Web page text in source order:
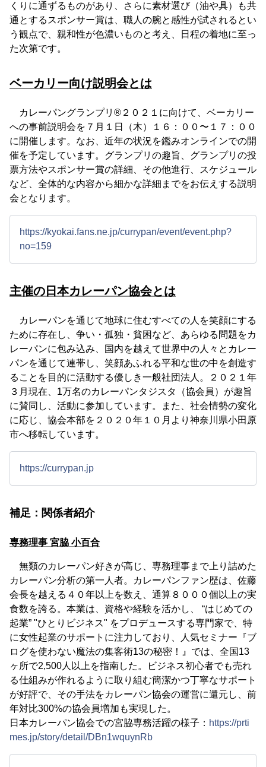
くりに通ずるものがあり、さらに素材選び（油や具）も共
通とするスポンサー賞は、職人の腕と感性が試されるとい
う観点で、親和性が色濃いものと考え、日程の着地に至っ
た次第です。
ベーカリー向け説明会とは
カレーパングランプリ®️２０２１に向けて、ベーカリー
への事前説明会を７月１日（木）１６：００〜１７：００
に開催します。なお、近年の状況を鑑みオンラインでの開
催を予定しています。グランプリの趣旨、グランプリの投
票方法やスポンサー賞の詳細、その他進行、スケジュール
など、全体的な内容から細かな詳細までをお伝えする説明
会となります。
https://kyokai.fans.ne.jp/currypan/event/event.php?
no=159
主催の日本カレーパン協会とは
カレーパンを通じて地球に住むすべての人を笑顔にする
ために存在し、争い・孤独・貧困など、あらゆる問題をカ
レーパンに包み込み、国内を越えて世界中の人々とカレー
パンを通じて連帯し、笑顔あふれる平和な世の中を創造す
ることを目的に活動する優しき一般社団法人。２０２１年
３月現在、1万名のカレーパンタジスタ（協会員）が趣旨
に賛同し、活動に参加しています。また、社会情勢の変化
に応じ、協会本部を２０２０年１０月より神奈川県小田原
市へ移転しています。
https://currypan.jp
補足：関係者紹介
専務理事 宮脇 小百合
無類のカレーパン好きが高じ、専務理事まで上り詰めた
カレーパン分析の第一人者。カレーパンファン歴は、佐藤
会長を越える４０年以上を数え、通算８０００個以上の実
食数を誇る。本業は、資格や経験を活かし、 “はじめての
起業” "ひとりビジネス" をプロデュースする専門家で、特
に女性起業のサポートに注力しており、人気セミナー『ブ
ログを使わない魔法の集客術13の秘密！』では、全国13
ヶ所で2,500人以上を指南した。ビジネス初心者でも売れ
る仕組みが作れるように取り組む簡潔かつ丁寧なサポート
が好評で、その手法をカレーパン協会の運営に還元し、前
年対比300%の協会員増加も実現した。
日本カレーパン協会での宮脇専務活躍の様子： https://prti
mes.jp/story/detail/DBn1wquynRb